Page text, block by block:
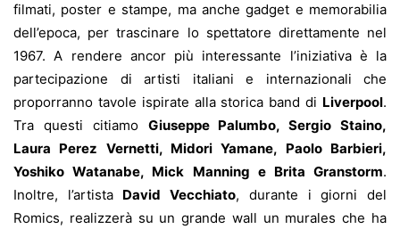
filmati, poster e stampe, ma anche gadget e memorabilia
dell’epoca, per trascinare lo spettatore direttamente nel
1967. A rendere ancor più interessante l’iniziativa è la
partecipazione di artisti italiani e internazionali che
proporranno tavole ispirate alla storica band di Liverpool.
Tra questi citiamo Giuseppe Palumbo, Sergio Staino,
Laura Perez Vernetti, Midori Yamane, Paolo Barbieri,
Yoshiko Watanabe, Mick Manning e Brita Granstorm.
Inoltre, l’artista David Vecchiato, durante i giorni del
Romics, realizzerà su un grande wall un murales che ha